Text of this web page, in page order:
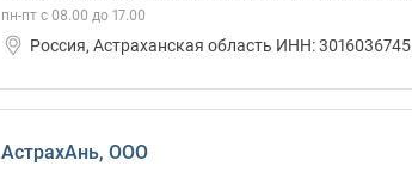
пн-пт с 08.00 до 17.00
Россия, Астраханская область ИНН: 3016036745
АстрахАнь, ООО